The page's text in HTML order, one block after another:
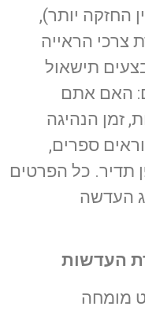
החזקה יותר),
צרכי הראייה
תישאול
האם אתם
זמן הנהיגה
ספרים,
תדיר. כל הפרטים
העדשה
מומחה